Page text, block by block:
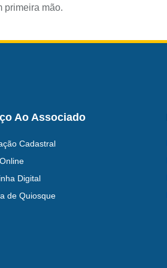
primeira mão.
Ao Associado
Cadastral
Digital
de Quiosque